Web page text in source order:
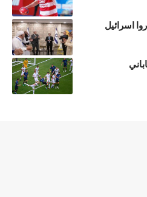
اسرائيل